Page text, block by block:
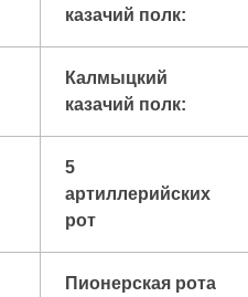
казачий полк:
Калмыцкий
казачий полк:
5
артиллерийских
рот
Пионерская рота